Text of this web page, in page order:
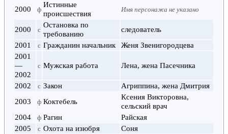
2000 ф
Истинные
происшествия
Имя персонажа не указано
2000 с
Остановка по
требованию
следователь
2001
с Гражданин начальник
Женя Звенигородцева
2001
—
2002
с Мужская работа Лена, жена Пасечника
2002 с Закон
Агриппина, жена Дмитрия
2003
ф Коктебель
Ксения Викторовна,
cельский врач
2004
ф Рагин
Райская
2005
с Охота на изюбря
Соня